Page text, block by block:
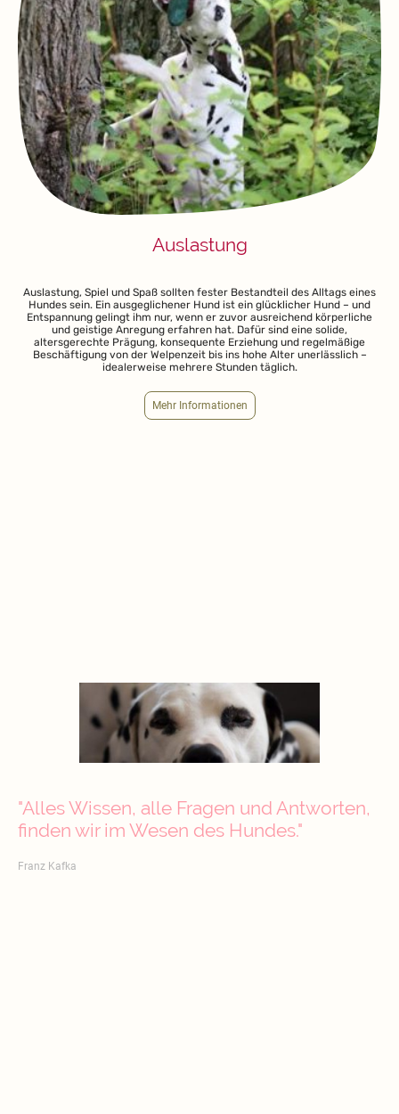
Auslastung
Auslastung, Spiel und Spaß sollten fester Bestandteil des Alltags eines
Hundes sein. Ein ausgeglichener Hund ist ein glücklicher Hund – und
Entspannung gelingt ihm nur, wenn er zuvor ausreichend körperliche
und geistige Anregung erfahren hat. Dafür sind eine solide,
altersgerechte Prägung, konsequente Erziehung und regelmäßige
Beschäftigung von der Welpenzeit bis ins hohe Alter unerlässlich –
idealerweise mehrere Stunden täglich.
Mehr Informationen
"Alles Wissen, alle Fragen und Antworten,
finden wir im Wesen des Hundes."
Franz Kafka